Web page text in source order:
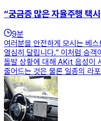
“궁금증 많은 자율주행 택
9분
여러분을 안전하게 모시는 베
열심히 달립니다.” 이처럼 승
돌발 상황에 대해 AKit 음성이
줄어드는 것은 물론 일종의 라